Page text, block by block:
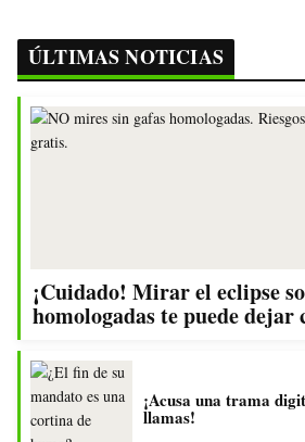
ÚLTIMAS NOTICIAS
¡Cuidado! Mirar el eclipse
homologadas te puede dejar
¡Acusa una trama
llamas!